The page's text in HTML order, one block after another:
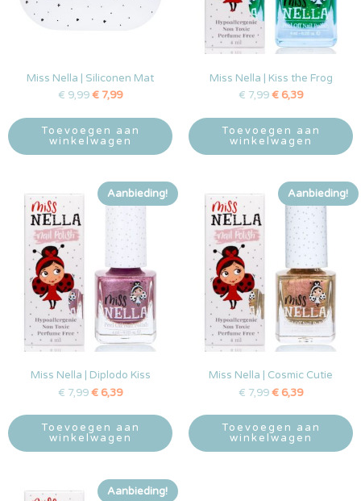
Miss Nella | Siliconen Mat
€ 9,99€ 7,99
Toevoegen aan
winkelwagen
Miss Nella | Kiss the Frog
€ 7,99€ 6,39
Toevoegen aan
winkelwagen
Aanbieding!
Miss Nella | Diplodo Kiss
€ 7,99€ 6,39
Toevoegen aan
winkelwagen
Aanbieding!
Miss Nella | Cosmic Cutie
€ 7,99€ 6,39
Toevoegen aan
winkelwagen
Aanbieding!